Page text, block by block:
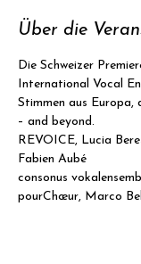
Über die
Die Schweizer
International Vocal
Stimmen aus Europa,
– and beyond.
REVOICE, Lucia
Fabien Aubé
consonus
pourChœur, Marco